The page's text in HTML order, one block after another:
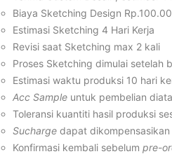
Biaya Sketching Design
Estimasi Sketching 4 Hari Kerja
Revisi saat Sketching max 2 kali
Proses Sketching dimulai setelah
Estimasi waktu produksi 10 hari
Acc Sample untuk pembelian
Toleransi kuantiti hasil produksi
Sucharge dapat
Konfirmasi kembali sebelum pre-